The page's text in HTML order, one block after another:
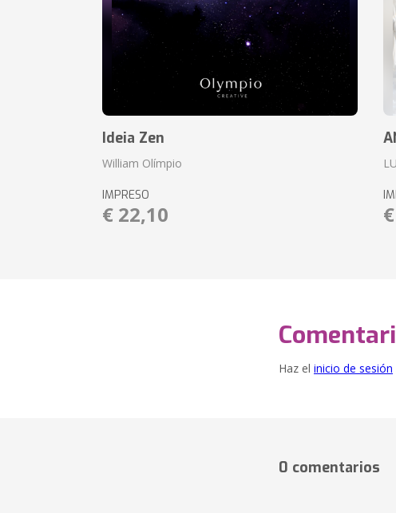
Ideia Zen
William Olímpio
IMPRESO
€ 22,10
Haz el inicio de sesión
0 comentarios